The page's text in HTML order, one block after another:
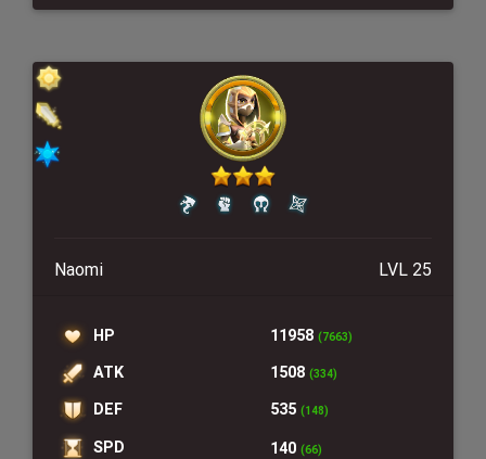
Naomi LVL 25
HP 11958 (7663)
ATK 1508 (334)
DEF 535 (148)
SPD 140 (66)